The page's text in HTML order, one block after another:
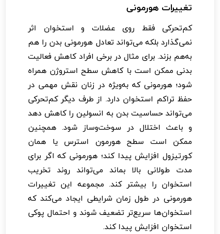
تغییرات هورمونی
کم‌تحرکی فقط روی عضلات و استخوان اثر
نمی‌گذارد بلکه می‌تواند تعادل هورمونی بدن را هم
به‌هم بزند. برای مثال در برخی افراد کاهش فعالیت
بدنی ممکن است با کاهش سطح استروژن همراه
شود؛ هورمونی که به‌ویژه در زنان نقش مهمی در
حفظ تراکم استخوان دارد. از طرف دیگر کم‌تحرکی
می‌تواند حساسیت بدن به انسولین را کاهش دهد
و باعث اختلال در سوخت‌وساز شود. همچنین
ممکن است سطح هورمون استرس یا همان
کورتیزول افزایش پیدا کند؛ هورمونی که اگر برای
مدت طولانی بالا بماند می‌تواند روند تخریب
استخوان را بیشتر کند. مجموعه این تغییرات
هورمونی در طول زمان شرایطی ایجاد می‌کند که
استخوان‌ها سریع‌تر تضعیف شوند و احتمال پوکی
استخوان افزایش پیدا کند.